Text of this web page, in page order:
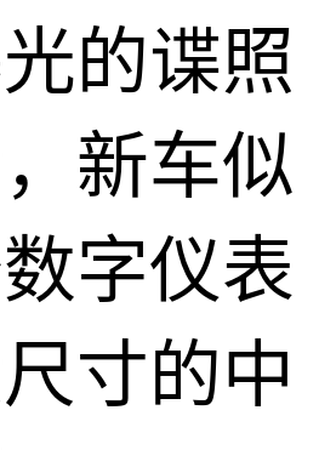
的谍照
新车似
字仪表
寸的中